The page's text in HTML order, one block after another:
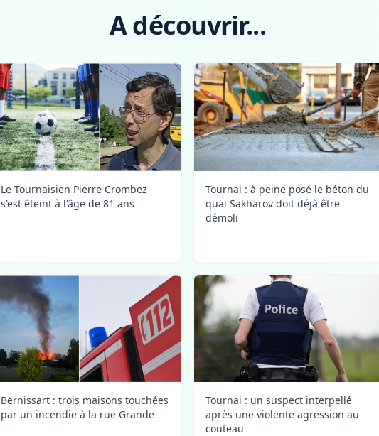
A découvrir...
Le Tournaisien Pierre Crombez
s'est éteint à l'âge de 81 ans
Tournai : à peine posé le béton du
quai Sakharov doit déjà être
démoli
Bernissart : trois maisons touchées
par un incendie à la rue Grande
Tournai : un suspect interpellé
après une violente agression au
couteau